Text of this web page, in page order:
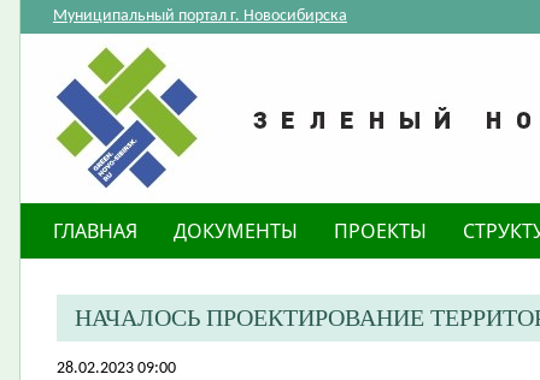
Муниципальный портал г. Новосибирска
ГЛАВНАЯ ДОКУМЕНТЫ ПРОЕКТЫ
НАЧАЛОСЬ ПРОЕКТИРОВАНИЕ
28.02.2023 09:00